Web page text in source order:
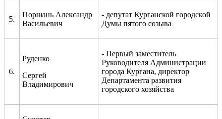
5.
Поршань Александр
Васильевич
- депутат Курганской городской
Думы пятого созыва
6.
Руденко
Сергей
Владимирович
- Первый заместитель
Руководителя Администрации
города Кургана, директор
Департамента развития
городского хозяйства